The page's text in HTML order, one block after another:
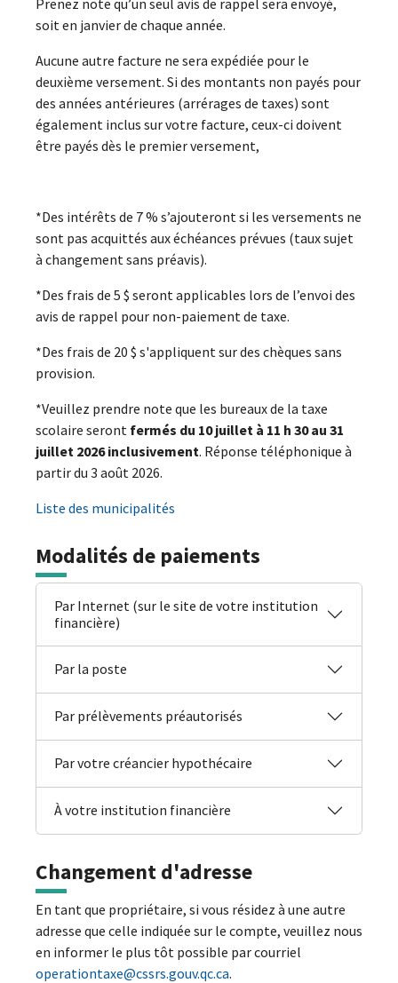
soit en janvier de chaque année.
Aucune autre facture ne sera expédiée pour le
deuxième versement. Si des montants non payés pour
des années antérieures (arrérages de taxes) sont
également inclus sur votre facture, ceux-ci doivent
être payés dès le premier versement,
*Des intérêts de 7 % s’ajouteront si les versements ne
sont pas acquittés aux échéances prévues (taux sujet
à changement sans préavis).
*Des frais de 5 $ seront applicables lors de l’envoi des
avis de rappel pour non-paiement de taxe.
*Des frais de 20 $ s'appliquent sur des chèques sans
provision.
*Veuillez prendre note que les bureaux de la taxe
scolaire seront fermés du 10 juillet à 11 h 30 au 31
juillet 2026 inclusivement. Réponse téléphonique à
partir du 3 août 2026.
Liste des municipalités
Modalités de paiements
Par Internet (sur le site de votre institution
financière)
Par la poste
Par prélèvements préautorisés
Par votre créancier hypothécaire
À votre institution financière
Changement d'adresse
En tant que propriétaire, si vous résidez à une autre
adresse que celle indiquée sur le compte, veuillez nous
en informer le plus tôt possible par courriel
operationtaxe@cssrs.gouv.qc.ca.